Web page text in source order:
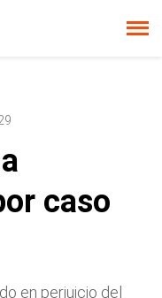
caso
en perjuicio del